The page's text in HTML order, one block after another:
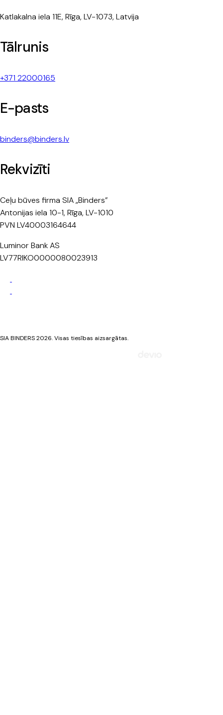
Katlakalna iela 11E, Rīga, LV-1073, Latvija
Tālrunis
+371 22000165
E-pasts
binders@binders.lv
Rekvizīti
Ceļu būves firma SIA „Binders”
Antonijas iela 10-1, Rīga, LV-1010
PVN LV40003164644
Luminor Bank AS
LV77RIKO0000080023913
SIA BINDERS 2026. Visas tiesības aizsargātas.